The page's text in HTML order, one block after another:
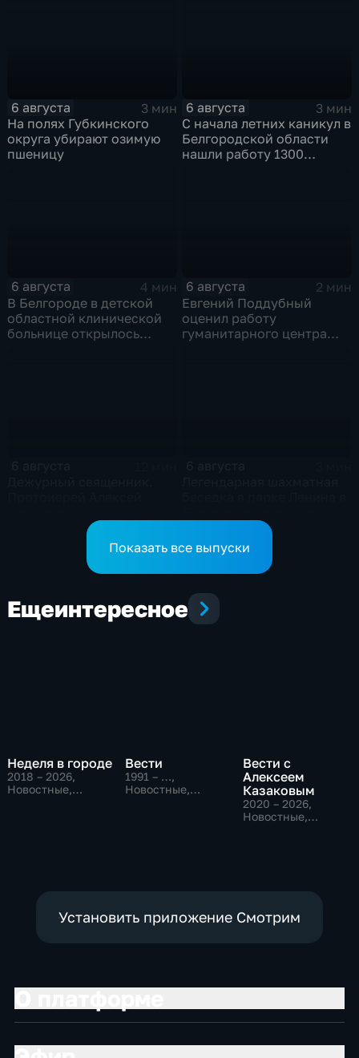
6 августа
3 мин
На полях Губкинского
округа убирают озимую
пшеницу
6 августа
3 мин
С начала летних каникул в
Белгородской области
нашли работу 1300
6 августа
4 мин
В Белгороде в детской
областной клинической
больнице открылось
6 августа
2 мин
Евгений Поддубный
оценил работу
гуманитарного центра
после большой
реконструкции
Показать все выпуски
Ещеинтересное
Неделя в городе
2018 – 2026,
Новостные,
Вести
1991 – …,
Новостные,
Вести с
Алексеем
Казаковым
2020 – 2026,
Новостные,
Установить приложение Смотрим